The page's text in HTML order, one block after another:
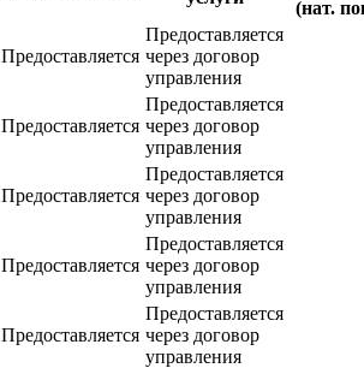
(нат.
Предоставляется
Предоставляется
через договор
управления
Предоставляется
Предоставляется
через договор
управления
Предоставляется
Предоставляется
через договор
управления
Предоставляется
Предоставляется
через договор
управления
Предоставляется
Предоставляется
через договор
управления